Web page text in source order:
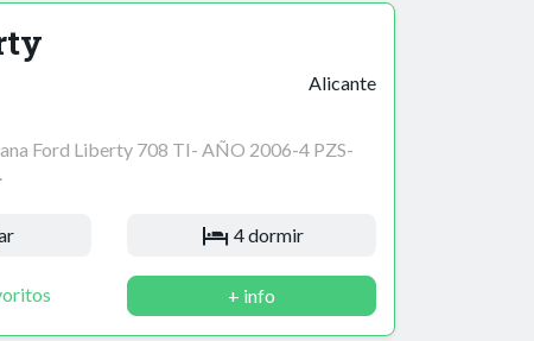
Alicante
Ford Liberty 708 TI- AÑO 2006-4 PZS-
4 dormir
+ info